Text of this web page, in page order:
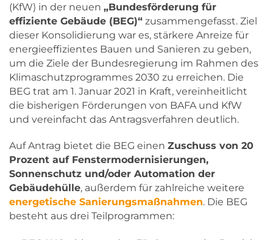
(KfW) in der neuen „Bundesförderung für
effiziente Gebäude (BEG)“ zusammengefasst. Ziel
dieser Konsolidierung war es, stärkere Anreize für
energieeffizientes Bauen und Sanieren zu geben,
um die Ziele der Bundesregierung im Rahmen des
Klimaschutzprogrammes 2030 zu erreichen. Die
BEG trat am 1. Januar 2021 in Kraft, vereinheitlicht
die bisherigen Förderungen von BAFA und KfW
und vereinfacht das Antragsverfahren deutlich.
Auf Antrag bietet die BEG einen Zuschuss von 20
Prozent auf Fenstermodernisierungen,
Sonnenschutz und/oder Automation der
Gebäudehülle, außerdem für zahlreiche weitere
energetische Sanierungsmaßnahmen. Die BEG
besteht aus drei Teilprogrammen: